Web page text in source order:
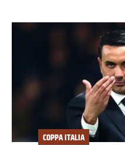
COPPA ITALIA